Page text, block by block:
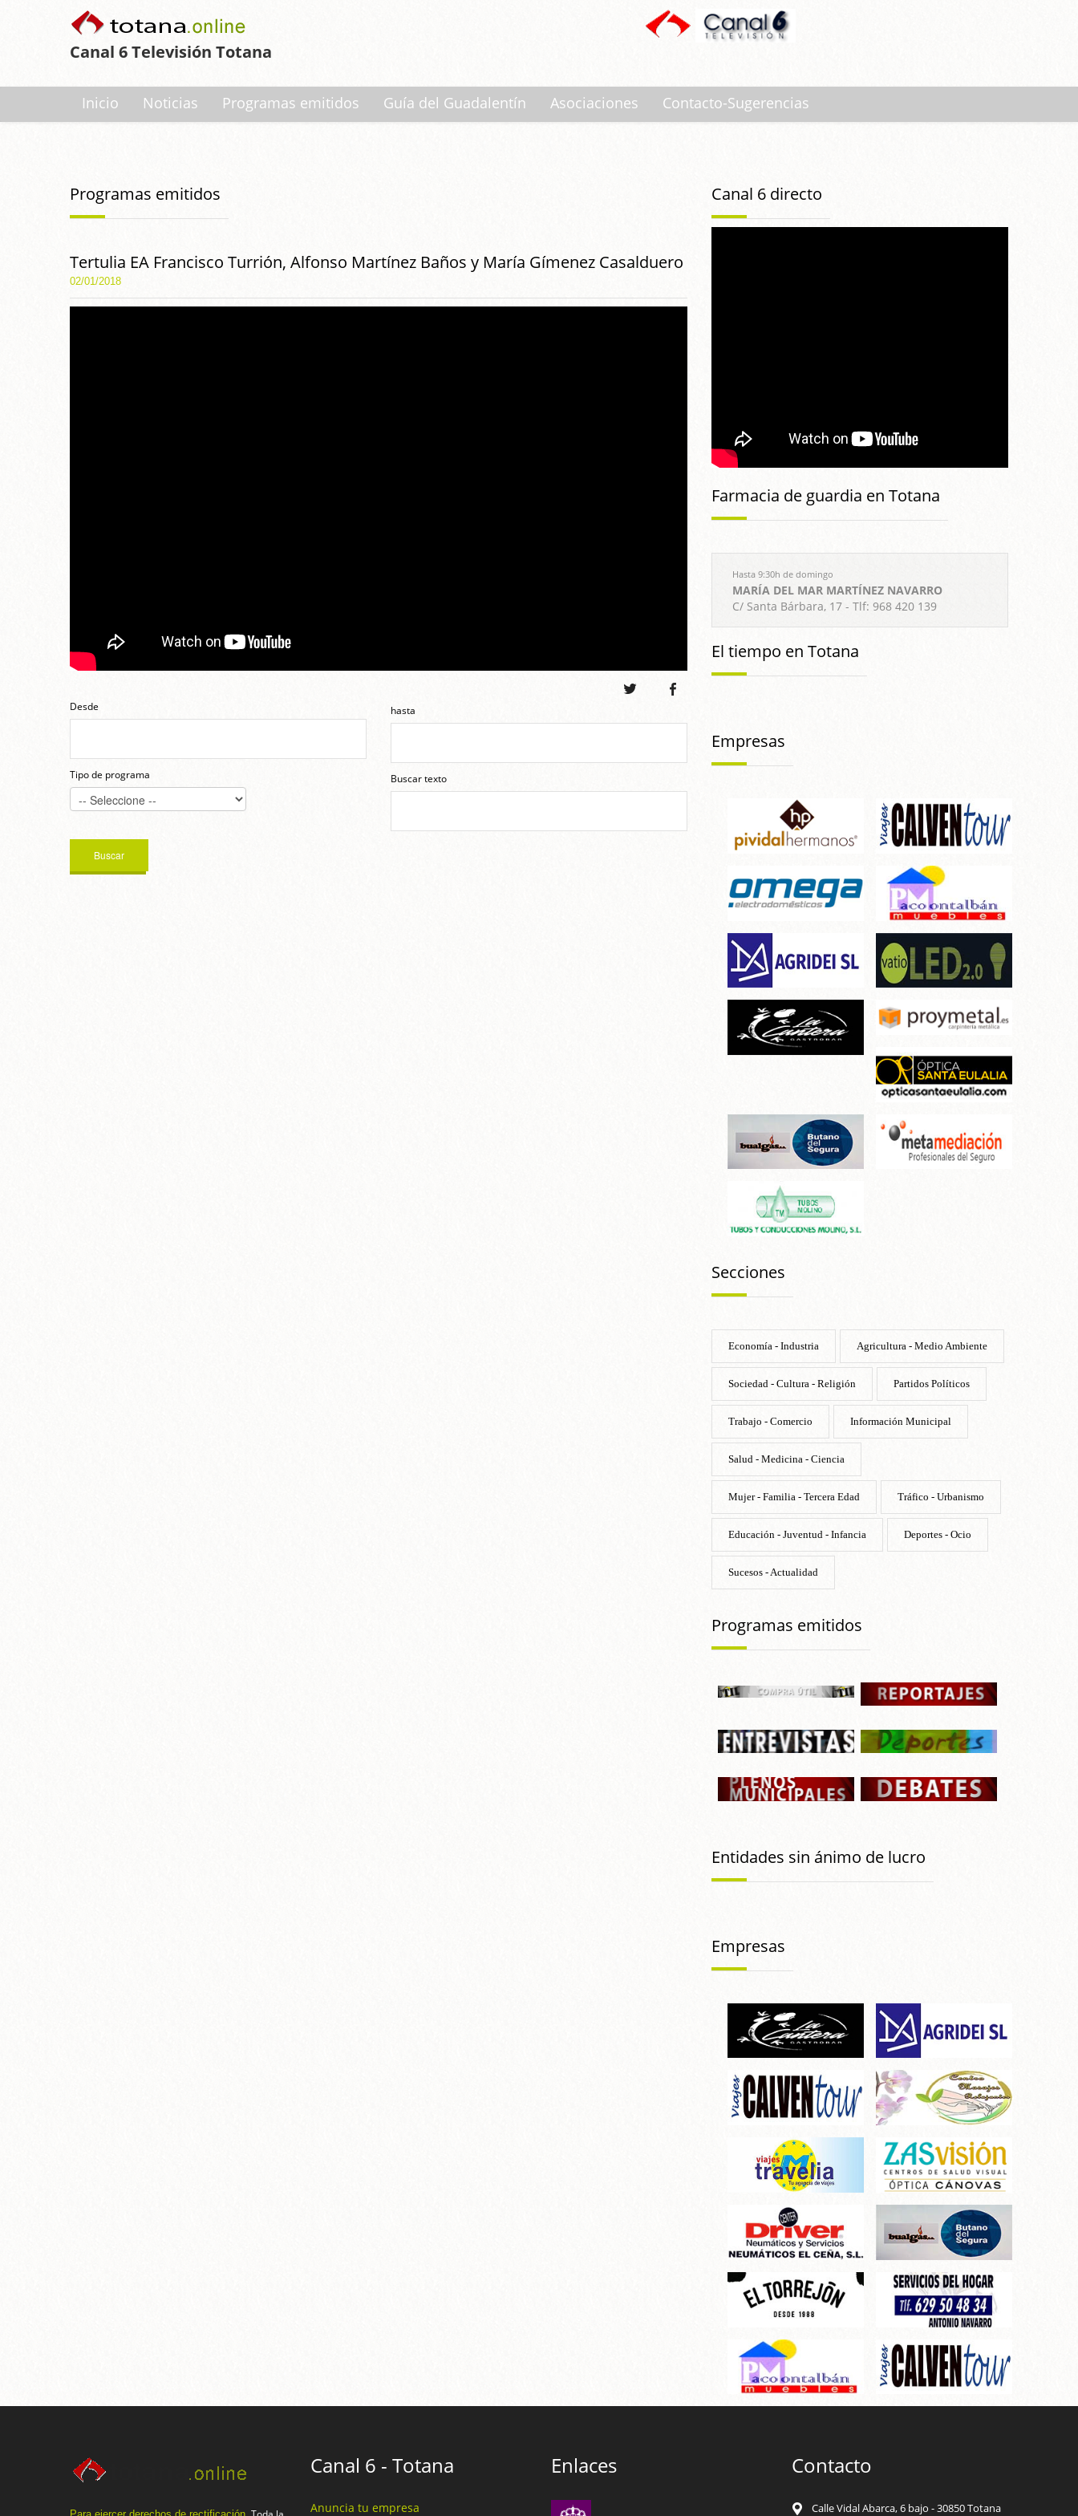
Canal 6 Televisión Totana
Inicio Noticias Programas emitidos Guía del Guadalentín Asociaciones Contacto-Sugerencias
Programas emitidos
Tertulia EA Francisco Turrión, Alfonso Martínez Baños y María Gímenez Casalduero
02/01/2018
Desde
Tipo de programa
hasta
Buscar texto
Canal 6 directo
Farmacia de guardia en Totana
Hasta 9:30h de domingo
MARÍA DEL MAR MARTÍNEZ NAVARRO
C/ Santa Bárbara, 17 - Tlf: 968 420 139
El tiempo en Totana
Empresas
Secciones
Economía - Industria Agricultura - Medio Ambiente
Sociedad - Cultura - Religión Partidos Políticos
Trabajo - Comercio Información Municipal
Salud - Medicina - Ciencia
Mujer - Familia - Tercera Edad Tráfico - Urbanismo
Educación - Juventud - Infancia Deportes - Ocio
Sucesos - Actualidad
Programas emitidos
Entidades sin ánimo de lucro
Empresas
Canal 6 - Totana
Anuncia tu empresa
Enlaces Contacto
Calle Vidal Abarca, 6 bajo - 30850 Totana